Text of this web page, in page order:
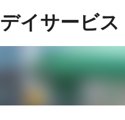
イサービス